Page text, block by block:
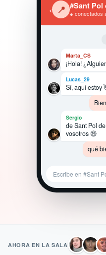
‹ 📍 #Sant Pol
● conectados
Marta_CS
¡Hola!
Lucas_29
Sí, aquí estoy
Sergio
de Sant Pol
vosotros 😄
qué
Escribe en #Sant
AHORA EN LA SALA